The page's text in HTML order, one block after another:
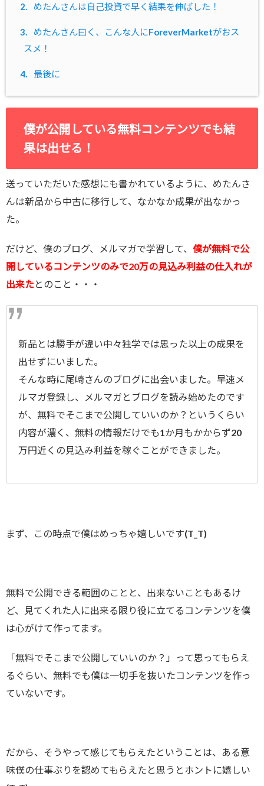
2. めたんさんは自己投資で早く結果を伸ばした！
3.
めたんさん曰く、こんな人にForeverMarketがおス
スメ！
4. 最後に
僕が公開している無料コンテンツでも結
果は出せる！
送っていただいた感想にも書かれているように、めたんさ
んは新品から中古に移行して、なかなか成果が出なかっ
た。
だけど、僕のブログ、メルマガで学習して、 僕が無料で公
開しているコンテンツのみで20万の見込み利益の仕入れが
出来たとのこと・・・
新品とは勝手が違い中々独学では思った以上の成果を
出せずにいました。
そんな時に尾崎さんのブログに出会いました。早速メ
ルマガ登録し、メルマガとブログを読み始めたのです
が、無料でそこまで公開していいのか？というくらい
内容が濃く、無料の情報だけでも1か月もかからず20
万円近くの見込み利益を稼ぐことができました。
まず、この時点で僕はめっちゃ嬉しいです(T_T)
無料で公開できる範囲のことと、出来ないこともあるけ
ど、見てくれた人に出来る限り役に立てるコンテンツを僕
は心がけて作ってます。
「無料でそこまで公開していいのか？」って思ってもらえ
るぐらい、無料でも僕は一切手を抜いたコンテンツを作っ
ていないです。
だから、そうやって感じてもらえたということは、ある意
味僕の仕事ぶりを認めてもらえたと思うとホントに嬉しい